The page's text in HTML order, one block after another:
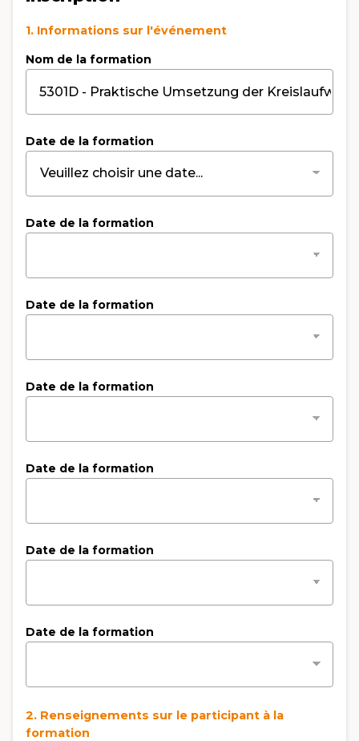
1. Informations sur l'événement
Nom de la formation
Date de la formation
Date de la formation
Date de la formation
Date de la formation
Date de la formation
Date de la formation
Date de la formation
2. Renseignements sur le participant à la
formation